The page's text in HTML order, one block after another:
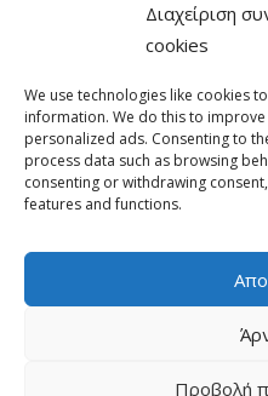
Διαχείριση
cookies
We use technologies like cookies
information. We do this to
personalized ads. Consenting to
process data such as browsing
consenting or withdrawing
features and functions.
Προβολή
e-mail:
Διεύθυνση:
Copyright © 2022 ΔΕΥΑΞ